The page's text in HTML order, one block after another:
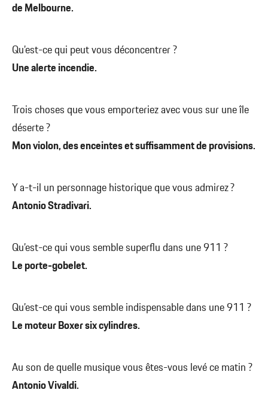
de Melbourne.
Qu’est-ce qui peut vous déconcentrer ?
Une alerte incendie.
Trois choses que vous emporteriez avec vous sur une île
déserte ?
Mon violon, des enceintes et suffisamment de provisions.
Y a-t-il un personnage historique que vous admirez ?
Antonio Stradivari.
Qu’est-ce qui vous semble superflu dans une 911 ?
Le porte-gobelet.
Qu’est-ce qui vous semble indispensable dans une 911 ?
Le moteur Boxer six cylindres.
Au son de quelle musique vous êtes-vous levé ce matin ?
Antonio Vivaldi.